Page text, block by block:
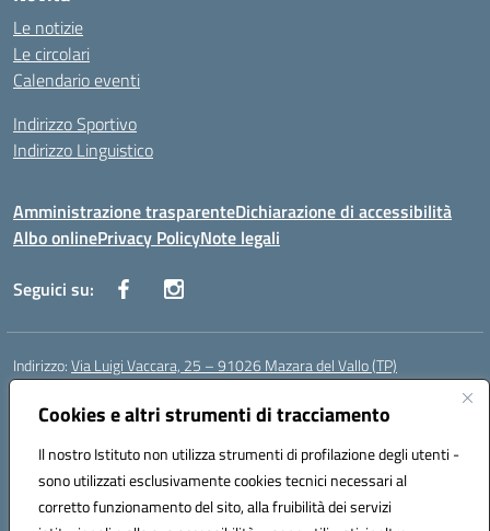
Cookies e altri strumenti di tracciamento
Il nostro Istituto non utilizza strumenti di profilazione degli utenti -
sono utilizzati esclusivamente cookies tecnici necessari al
corretto funzionamento del sito, alla fruibilità dei servizi
Le notizie
Le circolari
Calendario eventi
Indirizzo Sportivo
Indirizzo Linguistico
Amministrazione trasparenteDichiarazione di accessibilità
Albo onlinePrivacy PolicyNote legali
Seguici su:
Indirizzo:Via Luigi Vaccara, 25 – 91026 Mazara del Vallo (TP)
Centralino:0923 908438 Email:tpic843007@istruzione.it
Posta elettronica certificata (PEC):tpic843007@pec.istruzione.it
Codice fiscale: 91036660818
Codice meccanografico:tpic843007
Codice Indice delle Pubbliche Amministrazioni (IPA): icggp
Codice unico di fatturazione (CUF): UFYPS3